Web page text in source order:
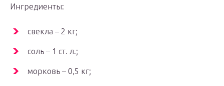
Ингредиенты:
свекла – 2 кг;
соль – 1 ст. л.;
морковь – 0,5 кг;